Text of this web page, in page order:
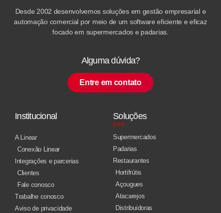
Desde 2002 desenvolvemos soluções em gestão empresarial e
automação comercial por meio de um software eficiente e eficaz
focado em supermercados e padarias.
Alguma dúvida?
Entre em contato
Institucional
A Linear
Conexão Linear
Integrações e parcerias
Clientes
Fale conosco
Trabalhe conosco
Aviso de privacidade
Soluções
para
Supermercados
Padarias
Restaurantes
Hortifrútis
Açougues
Atacarejos
Distribuidoras